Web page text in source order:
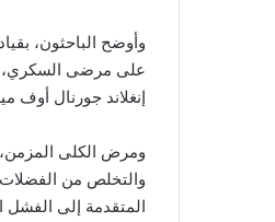
وأوضح الباحثون،
على مرضى السكري،
إنغلاند جورنال أوف
ومرض الكلى المزمن،
والتخلص من
المتقدمة إلى